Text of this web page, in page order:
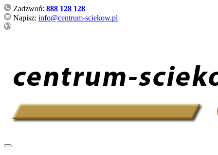
Zadzwoń: 888 128 128
Napisz: info@centrum-sciekow.pl